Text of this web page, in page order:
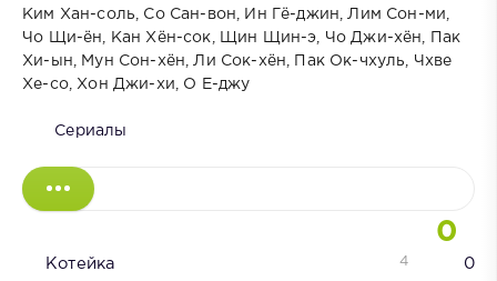
Ким Хан-соль, Со Сан-вон, Ин Гё-джин, Лим Сон-ми,
Чо Щи-ён, Кан Хён-сок, Щин Щин-э, Чо Джи-хён, Пак
Хи-ын, Мун Сон-хён, Ли Сок-хён, Пак Ок-чхуль, Чхве
Хе-со, Хон Джи-хи, О Е-джу
Сериалы
0
Котейка 0
4